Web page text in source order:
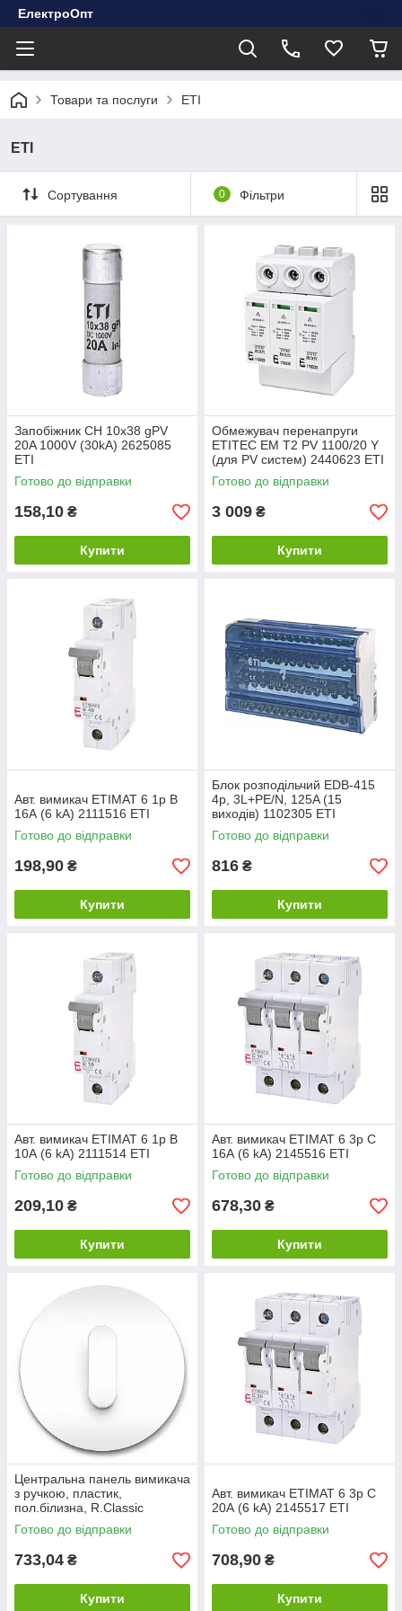
ЕлектроОпт
Товари та послуги ETI
ETI
Сортування 0 Фільтри
Запобіжник CH 10x38 gPV
20A 1000V (30kA) 2625085
ETI
Готово до відправки
158,10 ₴
Купити
Обмежувач перенапруги
ETITEC EM T2 PV 1100/20 Y
(для PV систем) 2440623 ETI
Готово до відправки
3 009 ₴
Купити
Авт. вимикач ETIMAT 6 1p B
16А (6 kA) 2111516 ETI
Готово до відправки
198,90 ₴
Купити
Блок розподільчий EDB-415
4p, 3L+PE/N, 125A (15
виходів) 1102305 ETI
Готово до відправки
816 ₴
Купити
Авт. вимикач ETIMAT 6 1p B
10А (6 kA) 2111514 ETI
Готово до відправки
209,10 ₴
Купити
Авт. вимикач ETIMAT 6 3p C
16А (6 kA) 2145516 ETI
Готово до відправки
678,30 ₴
Купити
Центральна панель вимикача
з ручкою, пластик,
пол.білизна, R.Classic
1001208900
Готово до відправки
733,04 ₴
Купити
Авт. вимикач ETIMAT 6 3p C
20А (6 kA) 2145517 ETI
Готово до відправки
708,90 ₴
Купити